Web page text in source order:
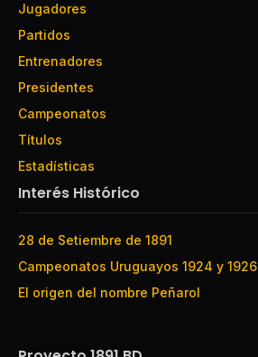
Jugadores
Partidos
Entrenadores
Presidentes
Campeonatos
Títulos
Estadísticas
Interés Histórico
28 de Setiembre de 1891
Campeonatos Uruguayos 1924 y 1926
El origen del nombre Peñarol